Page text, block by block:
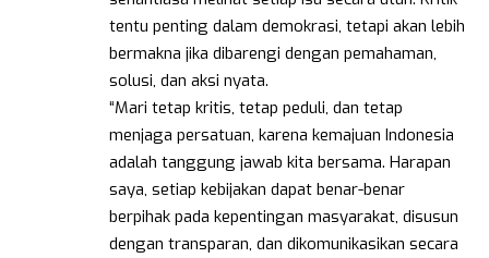
tentu penting dalam demokrasi, tetapi akan lebih
bermakna jika dibarengi dengan pemahaman,
solusi, dan aksi nyata.
“Mari tetap kritis, tetap peduli, dan tetap
menjaga persatuan, karena kemajuan Indonesia
adalah tanggung jawab kita bersama. Harapan
saya, setiap kebijakan dapat benar-benar
berpihak pada kepentingan masyarakat, disusun
dengan transparan, dan dikomunikasikan secara